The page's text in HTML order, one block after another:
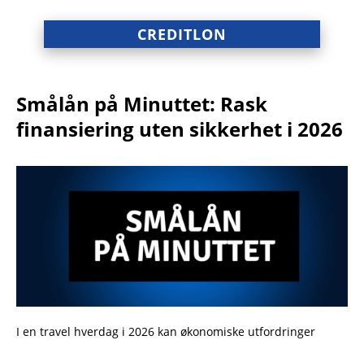
CREDITLON
Smålån på Minuttet: Rask
finansiering uten sikkerhet i 2026
I en travel hverdag i 2026 kan økonomiske utfordringer